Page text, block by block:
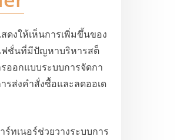
ดงให้เห็นการเพิ่มขึ้นของ
ฟชั่นที่มีปัญหาบริหารสต็
ออกแบบระบบการจัดกา
รส่งคำสั่งซื้อและลดออเด
ทเนอร์ช่วยวางระบบการ